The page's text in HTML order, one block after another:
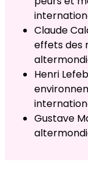
Claude
effets des
Henri
Gustave